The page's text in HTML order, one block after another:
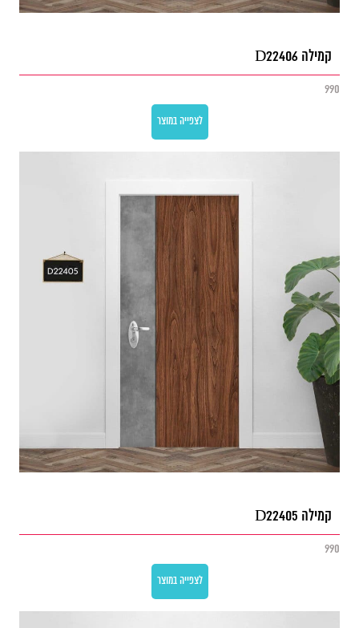
קמילה D22406
990
לצפייה במוצר
קמילה D22405
990
לצפייה במוצר